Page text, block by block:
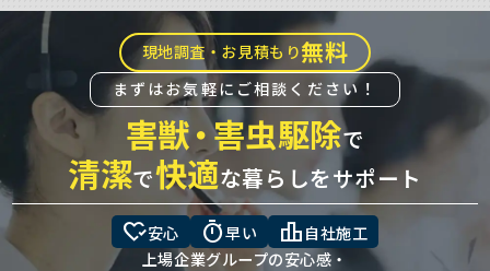
現地調査・お見積もり無料
まずはお気軽にご相談ください！
害獣・害虫駆除で
清潔で快適な暮らしをサポート
heart_check安心 timer早い leaderboard 自社施工
上場企業グループの安心感・